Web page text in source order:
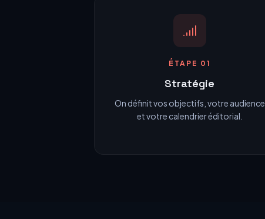
ÉTAPE 01
Stratégie
On définit vos objectifs, votre audience
et votre calendrier éditorial.